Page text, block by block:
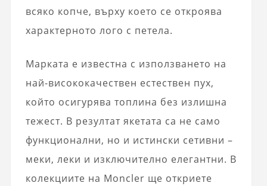
всяко копче, върху което се откроява
характерното лого с петела.
Марката е известна с използването на
най-висококачествен естествен пух,
който осигурява топлина без излишна
тежест. В резултат якетата са не само
функционални, но и истински сетивни –
меки, леки и изключително елегантни. В
колекциите на Moncler ще откриете